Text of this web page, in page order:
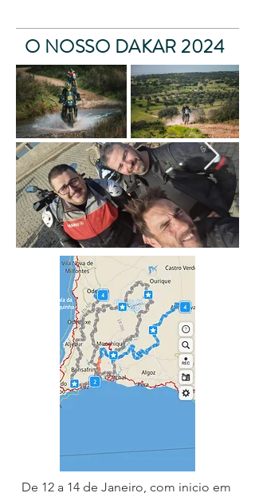
O NOSSO DAKAR 2024
De 12 a 14 de Janeiro, com inicio em